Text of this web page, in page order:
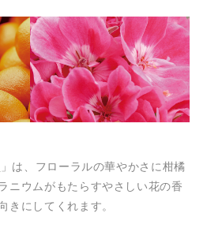
」は、フローラルの華やかさに柑橘
ニウムがもたらすやさしい花の香
きにしてくれます。